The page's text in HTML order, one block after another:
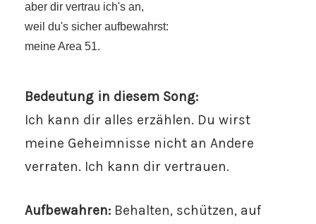
aber dir vertrau ich's an,
weil du's sicher aufbewahrst:
meine Area 51.
Bedeutung in diesem Song:
Ich kann dir alles erzählen. Du wirst
meine Geheimnisse nicht an Andere
verraten. Ich kann dir vertrauen.
Aufbewahren: Behalten, schützen, auf